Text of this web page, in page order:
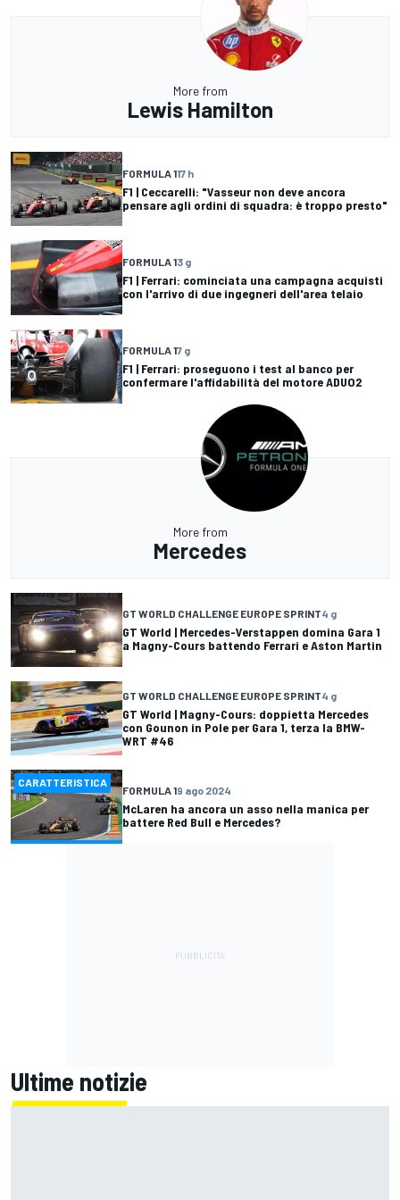
More from
Lewis Hamilton
FORMULA 117 h
F1 | Ceccarelli: "Vasseur non deve ancora
pensare agli ordini di squadra: è troppo presto"
FORMULA 13 g
F1 | Ferrari: cominciata una campagna acquisti
con l'arrivo di due ingegneri dell'area telaio
FORMULA 17 g
F1 | Ferrari: proseguono i test al banco per
confermare l'affidabilità del motore ADUO2
More from
Mercedes
GT WORLD CHALLENGE EUROPE SPRINT4 g
GT World | Mercedes-Verstappen domina Gara 1
a Magny-Cours battendo Ferrari e Aston Martin
GT WORLD CHALLENGE EUROPE SPRINT4 g
GT World | Magny-Cours: doppietta Mercedes
con Gounon in Pole per Gara 1, terza la BMW-
WRT #46
CARATTERISTICA
FORMULA 19 ago 2024
McLaren ha ancora un asso nella manica per
battere Red Bull e Mercedes?
Ultime notizie